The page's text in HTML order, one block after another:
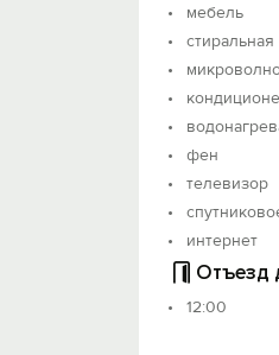
мебель
фен
телевизор
интернет
Отъезд
12:00